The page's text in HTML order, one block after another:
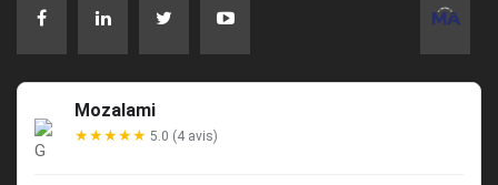
Mozalami
★★★★★ 5.0 (4 avis)